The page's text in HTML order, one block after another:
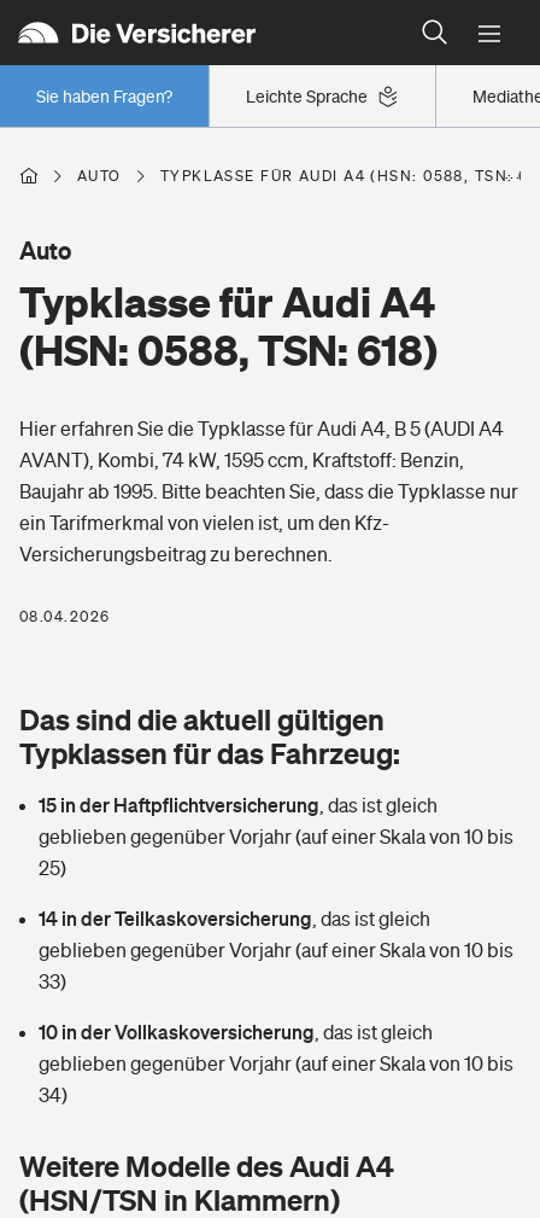
Leichte Sprache
Sie haben Fragen?
Wer versichert was: Jetzt Versicherer finden
Regionalklassen: So ist Ihre Region eingestuft
Wer versichert was: Jetzt Versicherer finden
Berufsunfähigkeitsversicherung
Erwerbsunfähigkeitsversicherung
Grundfähigkeitsversicherung
Arbeitsrechtsschutz
Berufshaftpflichtversicherung
Zur Übersicht
Tools
Wer versichert was: Jetzt Versicherer finden
Sie haben Fragen?
Wohnen
Glasversicherung
Mietkautionsversicherung
Restkreditversicherung
Zur Übersicht
Tools
Wer versichert was: Jetzt Versicherer finden
Freizeit
Pri­vate Haft­pflicht­
Kinderunfall­ver­si­che­rung
Kinderinvalidität
Hundehalter-Haftpflicht
Handyversicherung
Musikinstrumentenversicherung
Gesundheit
Private Krankenversicherung
Dread-Disease-Versicherung
Tierkrankenversicherung
Zur Übersicht
Tools
Wer versichert was: Jetzt Versicherer finden
Sie haben Fragen?
Rentenrechner: Wie viel Geld bekomme ich im Alter?
AUTO TYPKLASSE FÜR AUDI A4 (HSN: 0588, TSN:
Typklasse für Audi A4
(HSN: 0588, TSN: 618)
Auto
Hier erfahren Sie die Typklasse für Audi A4, B 5 (AUDI A4
AVANT), Kombi, 74 kW, 1595 ccm, Kraftstoff: Benzin,
Baujahr ab 1995. Bitte beachten Sie, dass die Typklasse nur
ein Tarifmerkmal von vielen ist, um den Kfz-
Versicherungsbeitrag zu berechnen.
08.04.2026
Das sind die aktuell gültigen
Typklassen für das Fahrzeug:
15 in der Haftpflichtversicherung das ist gleich
geblieben gegenüber Vorjahr (auf einer Skala von 10 bis
25)
14 in der Teilkaskoversicherung das ist gleich
geblieben gegenüber Vorjahr (auf einer Skala von 10 bis
33)
10 in der Vollkaskoversicherung das ist gleich
geblieben gegenüber Vorjahr (auf einer Skala von 10 bis
34)
Weitere Modelle des Audi A4
(HSN/TSN in Klammern)